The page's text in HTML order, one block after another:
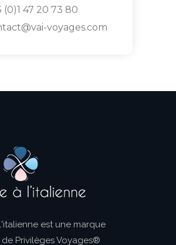
(0)1 47 20 73 80
voyages.com
est une marque
Privilèges Voyages®